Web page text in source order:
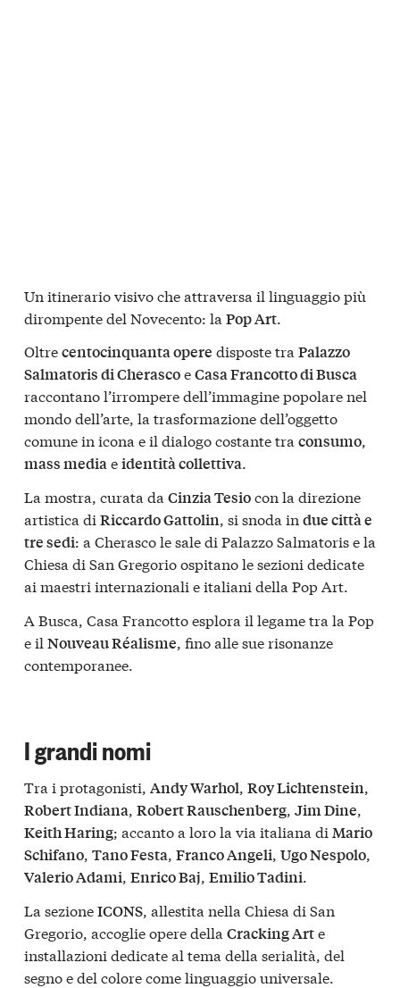
Un itinerario visivo che attraversa il linguaggio più
dirompente del Novecento: la Pop Art.
Oltrecentocinquanta opere disposte tra Palazzo
Salmatoris di CherascoeCasa Francotto di Busca
raccontano l’irrompere dell’immagine popolare nel
mondo dell’arte, la trasformazione dell’oggetto
comune in icona e il dialogo costante tra consumo,
mass mediaeidentità collettiva.
La mostra, curata da Cinzia Tesiocon la direzione
artistica di Riccardo Gattolin, si snoda in due città e
tre sedi: a Cherasco le sale di Palazzo Salmatoris e la
Chiesa di San Gregorio ospitano le sezioni dedicate
ai maestri internazionali e italiani della Pop Art.
A Busca, Casa Francotto esplora il legame tra la Pop
e il Nouveau Réalisme, fino alle sue risonanze
contemporanee.
I grandi nomi
Tra i protagonisti, Andy Warhol, Roy Lichtenstein,
Robert Indiana, Robert Rauschenberg, Jim Dine,
Keith Haring; accanto a loro la via italiana di Mario
Schifano, Tano Festa, Franco Angeli, Ugo Nespolo,
Valerio Adami, Enrico Baj, Emilio Tadini.
La sezioneICONS, allestita nella Chiesa di San
Gregorio, accoglie opere della Cracking Arte
installazioni dedicate al tema della serialità, del
segno e del colore come linguaggio universale.